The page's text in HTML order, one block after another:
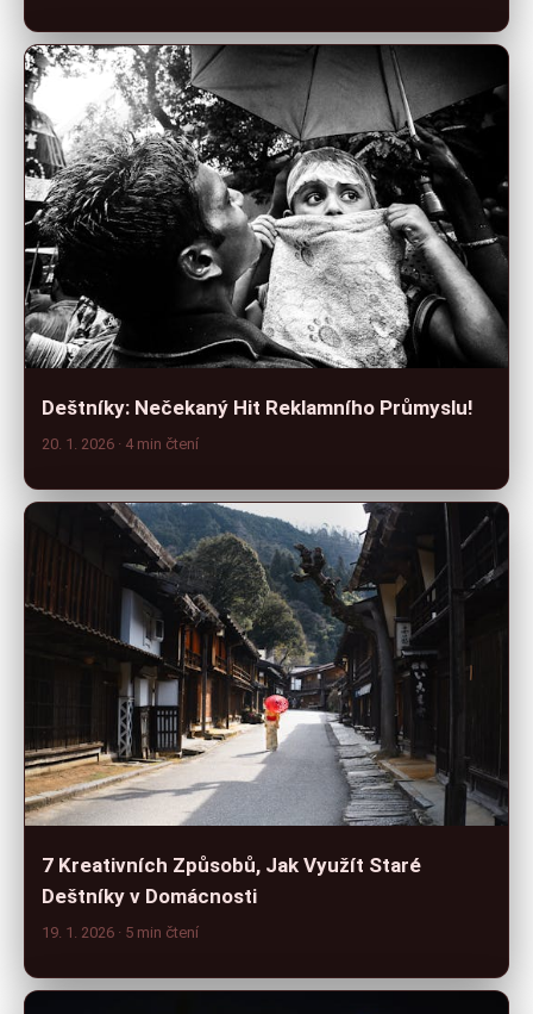
Deštníky: Nečekaný Hit Reklamního Průmyslu!
20. 1. 2026 · 4 min čtení
7 Kreativních Způsobů, Jak Využít Staré
Deštníky v Domácnosti
19. 1. 2026 · 5 min čtení